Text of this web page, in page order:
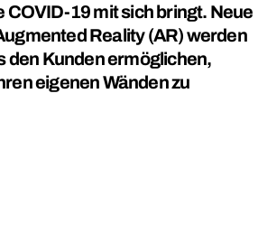
COVID-19 mit sich bringt. Neue
Reality (AR) werden
den Kunden ermöglichen,
eigenen Wänden zu